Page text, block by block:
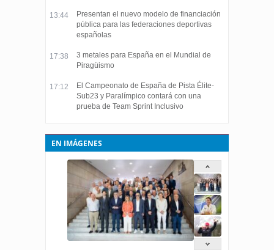
13:44
Presentan el nuevo modelo de financiación
pública para las federaciones deportivas
españolas
17:38
3 metales para España en el Mundial de
Piragüismo
17:12
El Campeonato de España de Pista Élite-
Sub23 y Paralímpico contará con una
prueba de Team Sprint Inclusivo
EN IMÁGENES